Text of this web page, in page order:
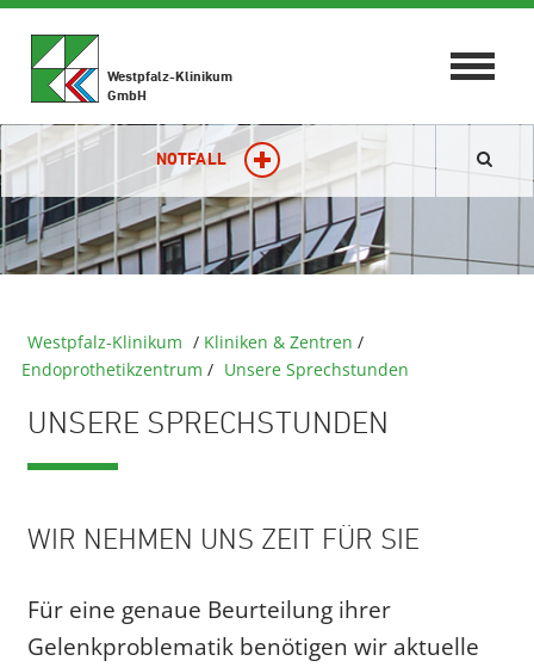
Toggle
Westpfalz-Klinikum
GmbH
NOTFALL
Westpfalz-Klinikum / Kliniken & Zentren /
Endoprothetikzentrum / Unsere Sprechstunden
UNSERE SPRECHSTUNDEN
WIR NEHMEN UNS ZEIT FÜR SIE
Für eine genaue Beurteilung ihrer
Gelenkproblematik benötigen wir aktuelle